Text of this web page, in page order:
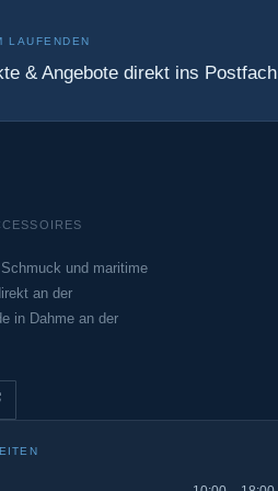
LAUFENDEN
& Angebote direkt ins Postfach
und maritime
an der
in Dahme an der